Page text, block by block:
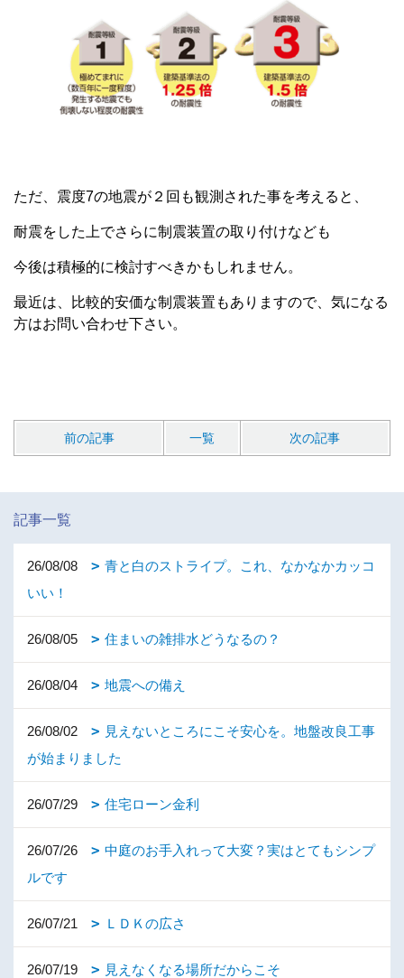
ただ、震度7の地震が２回も観測された事を考えると、
耐震をした上でさらに制震装置の取り付けなども
今後は積極的に検討すべきかもしれません。
最近は、比較的安価な制震装置もありますので、気になる
方はお問い合わせ下さい。
前の記事 一覧 次の記事
記事一覧
26/08/08
青と白のストライプ。これ、なかなかカッコ
いい！
26/08/05 住まいの雑排水どうなるの？
26/08/04 地震への備え
26/08/02
見えないところにこそ安心を。地盤改良工事
が始まりました
26/07/29 住宅ローン金利
26/07/26
中庭のお手入れって大変？実はとてもシンプ
ルです
26/07/21 ＬＤＫの広さ
26/07/19 見えなくなる場所だからこそ